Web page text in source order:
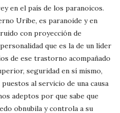
en el país de los paranoicos.
Uribe, es paranoide y en
con proyección de
que es la de un líder
de ese trastorno acompañado
seguridad en sí mismo,
puestos al servicio de una causa
adeptos por que sabe que
obnubila y controla a su